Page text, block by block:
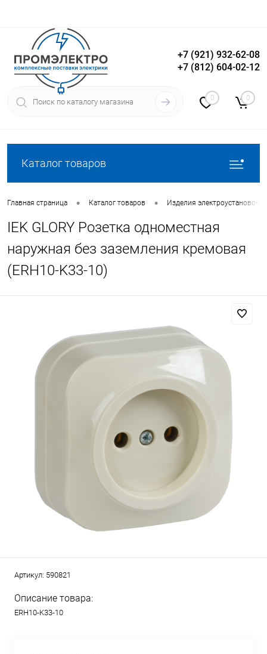
Вход Регистрация
+7 (921) 932-62-08
+7 (812) 604-02-12
0 0
Каталог товаров
Главная страница • Каталог товаров • Изделия
IEK GLORY Розетка одноместная
наружная без заземления кремовая
(ERH10-K33-10)
Артикул: 590821
Описание товара:
ERH10-K33-10